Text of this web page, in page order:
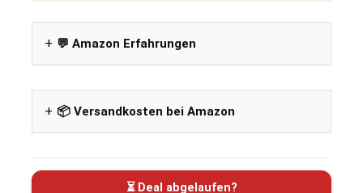
💬 Amazon Erfahrungen
📦 Versandkosten bei Amazon
⏳ Deal abgelaufen?